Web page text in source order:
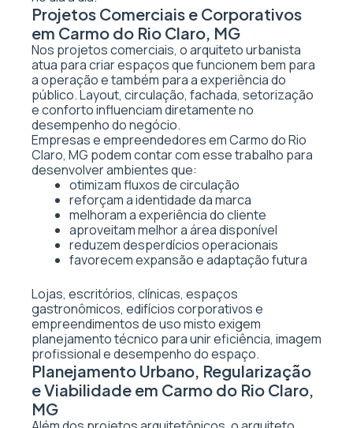
Projetos Comerciais e Corporativos
em Carmo do Rio Claro, MG
Nos projetos comerciais, o arquiteto urbanista
atua para criar espaços que funcionem bem para
a operação e também para a experiência do
público. Layout, circulação, fachada, setorização
e conforto influenciam diretamente no
desempenho do negócio.
Empresas e empreendedores em Carmo do Rio
Claro, MG podem contar com esse trabalho para
desenvolver ambientes que:
otimizam fluxos de circulação
reforçam a identidade da marca
melhoram a experiência do cliente
aproveitam melhor a área disponível
reduzem desperdícios operacionais
favorecem expansão e adaptação futura
Lojas, escritórios, clínicas, espaços
gastronômicos, edifícios corporativos e
empreendimentos de uso misto exigem
planejamento técnico para unir eficiência, imagem
profissional e desempenho do espaço.
Planejamento Urbano, Regularização
e Viabilidade em Carmo do Rio Claro,
MG